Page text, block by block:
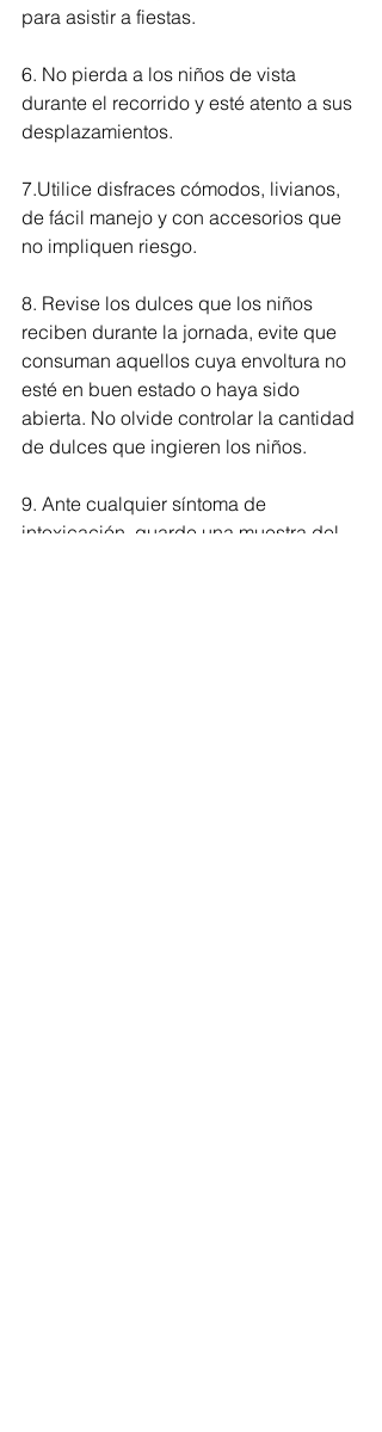
para asistir a fiestas.
6. No pierda a los niños de vista
durante el recorrido y esté atento a sus
desplazamientos.
7.Utilice disfraces cómodos, livianos,
de fácil manejo y con accesorios que
no impliquen riesgo.
8. Revise los dulces que los niños
reciben durante la jornada, evite que
consuman aquellos cuya envoltura no
esté en buen estado o haya sido
abierta. No olvide controlar la cantidad
de dulces que ingieren los niños.
9. Ante cualquier síntoma de
intoxicación, guarde una muestra del